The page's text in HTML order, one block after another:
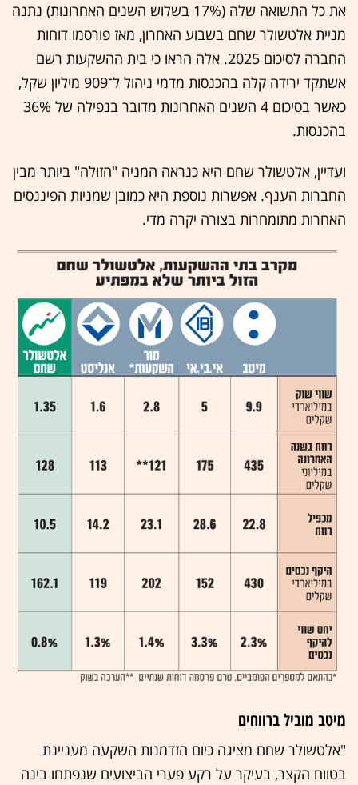
את כל התשואה שלה (17% בשלוש השנים האחרונות) נתנה
מניית אלטשולר שחם בשבוע האחרון, מאז פורסמו דוחות
החברה לסיכום 2025. אלה הראו כי בית ההשקעות רשם
אשתקד ירידה קלה בהכנסות מדמי ניהול ל־909 מיליון שקל,
כאשר בסיכום 4 השנים האחרונות מדובר בנפילה של 36%
בהכנסות.
ועדיין, אלטשולר שחם היא כנראה המניה "הזולה" ביותר מבין
החברות הענף. אפשרות נוספת היא כמובן שמניות הפיננסים
האחרות מתומחרות בצורה יקרה מדי.
מיטב מוביל ברווחים
"אלטשולר שחם מציגה כיום הזדמנות השקעה מעניינת
בטווח הקצר, בעיקר על רקע פערי הביצועים שנפתחו בינה